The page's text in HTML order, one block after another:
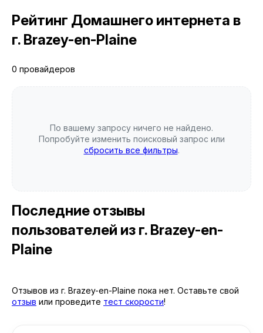
Рейтинг Домашнего интернета в
г. Brazey-en-Plaine
0 провайдеров
По вашему запросу ничего не найдено.
Попробуйте изменить поисковый запрос или
сбросить все фильтры.
Последние отзывы
пользователей из г. Brazey-en-
Plaine
Отзывов из г. Brazey-en-Plaine пока нет. Оставьте свой
отзыв или проведите тест скорости!